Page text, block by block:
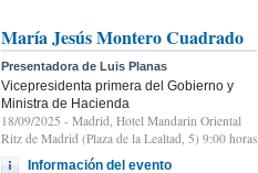
María Jesús Montero Cuadrado
Presentadora de Luis Planas
Vicepresidenta primera del Gobierno y
Ministra de Hacienda
18/09/2025 - Madrid, Hotel Mandarin Oriental
Ritz de Madrid (Plaza de la Lealtad, 5) 9:00 horas
Información del evento